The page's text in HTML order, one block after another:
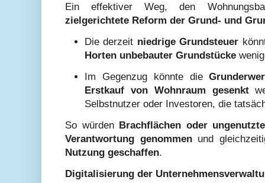
Ein effektiver Weg, den
zielgerichtete Reform der Grund- und
Die derzeit niedrige Grundsteuer
Horten unbebauter Grundstücke
Im Gegenzug könnte die
Erstkauf von Wohnraum gesenkt
Selbstnutzer oder Investoren, die
So würden Brachflächen oder
Verantwortung genommenund
Nutzung geschaffen.
Digitalisierung der